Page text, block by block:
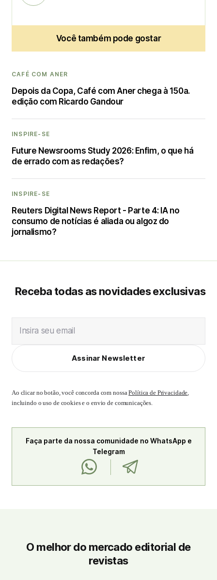
Você também pode gostar
CAFÉ COM ANER
Depois da Copa, Café com Aner chega à 150a.
edição com Ricardo Gandour
INSPIRE-SE
Future Newsrooms Study 2026: Enfim, o que há
de errado com as redações?
INSPIRE-SE
Reuters Digital News Report - Parte 4: IA no
consumo de notícias é aliada ou algoz do
jornalismo?
Receba todas as novidades exclusivas
Insira seu email
Assinar Newsletter
Ao clicar no botão, você concorda com nossaPolítica de Privacidade,
incluindo o uso de cookies e o envio de comunicações.
Faça parte da nossa comunidade no WhatsApp e
Telegram
O melhor do mercado editorial de
revistas